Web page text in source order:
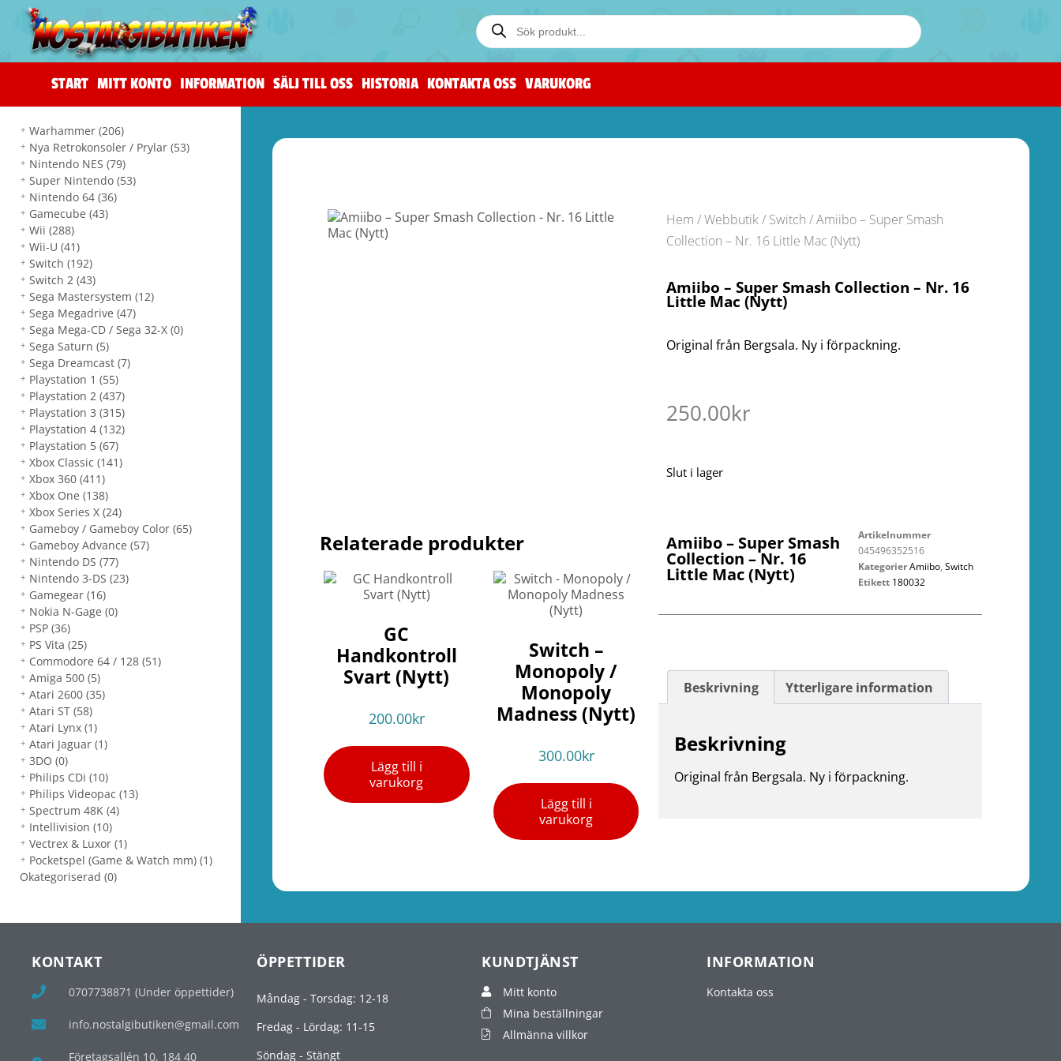
START MITT KONTO INFORMATION SÄLJ TILL OSS HISTORIA KONTAKTA OSS VARUKORG
Warhammer(206)
Nya Retrokonsoler / Prylar(53)
Nintendo NES(79)
Super Nintendo(53)
Nintendo 64(36)
Gamecube(43)
Wii(288)
Wii-U(41)
Switch(192)
Switch 2(43)
Sega Mastersystem(12)
Sega Megadrive(47)
Sega Mega-CD / Sega 32-X(0)
Sega Saturn(5)
Sega Dreamcast(7)
Playstation 1(55)
Playstation 2(437)
Playstation 3(315)
Playstation 4(132)
Playstation 5(67)
Xbox Classic(141)
Xbox 360(411)
Xbox One(138)
Xbox Series X(24)
Gameboy / Gameboy Color(65)
Gameboy Advance(57)
Nintendo DS(77)
Nintendo 3-DS(23)
Gamegear(16)
Nokia N-Gage(0)
PSP(36)
PS Vita(25)
Commodore 64 / 128(51)
Amiga 500(5)
Atari 2600(35)
Atari ST(58)
Atari Lynx(1)
Atari Jaguar(1)
3DO(0)
Philips CDi(10)
Philips Videopac(13)
Spectrum 48K(4)
Intellivision(10)
Vectrex & Luxor(1)
Pocketspel (Game & Watch mm)(1)
Okategoriserad (0)
Hem /Webbutik/ Switch / Amiibo – Super Smash
Collection – Nr. 16 Little Mac (Nytt)
Amiibo – Super Smash Collection – Nr. 16
Little Mac (Nytt)
Original från Bergsala. Ny i förpackning.
250.00kr
Slut i lager
Relaterade produkter
GC
Handkontroll
Svart (Nytt)
200.00kr
Lägg till i
varukorg
Switch –
Monopoly /
Monopoly
Madness (Nytt)
300.00kr
Lägg till i
varukorg
Amiibo – Super Smash
Collection – Nr. 16
Little Mac (Nytt)
Artikelnummer
045496352516
KategorierAmiibo,Switch
Etikett 180032
Beskrivning Ytterligare information
Beskrivning
Original från Bergsala. Ny i förpackning.
KONTAKT
0707738871 (Under öppettider)
info.nostalgibutiken@gmail.com
Företagsallén 10, 184 40
ÖPPETTIDER
Måndag - Torsdag: 12-18
Fredag - Lördag: 11-15
Söndag - Stängt
KUNDTJÄNST
Mitt konto
Mina beställningar
Allmänna villkor
INFORMATION
Kontakta oss